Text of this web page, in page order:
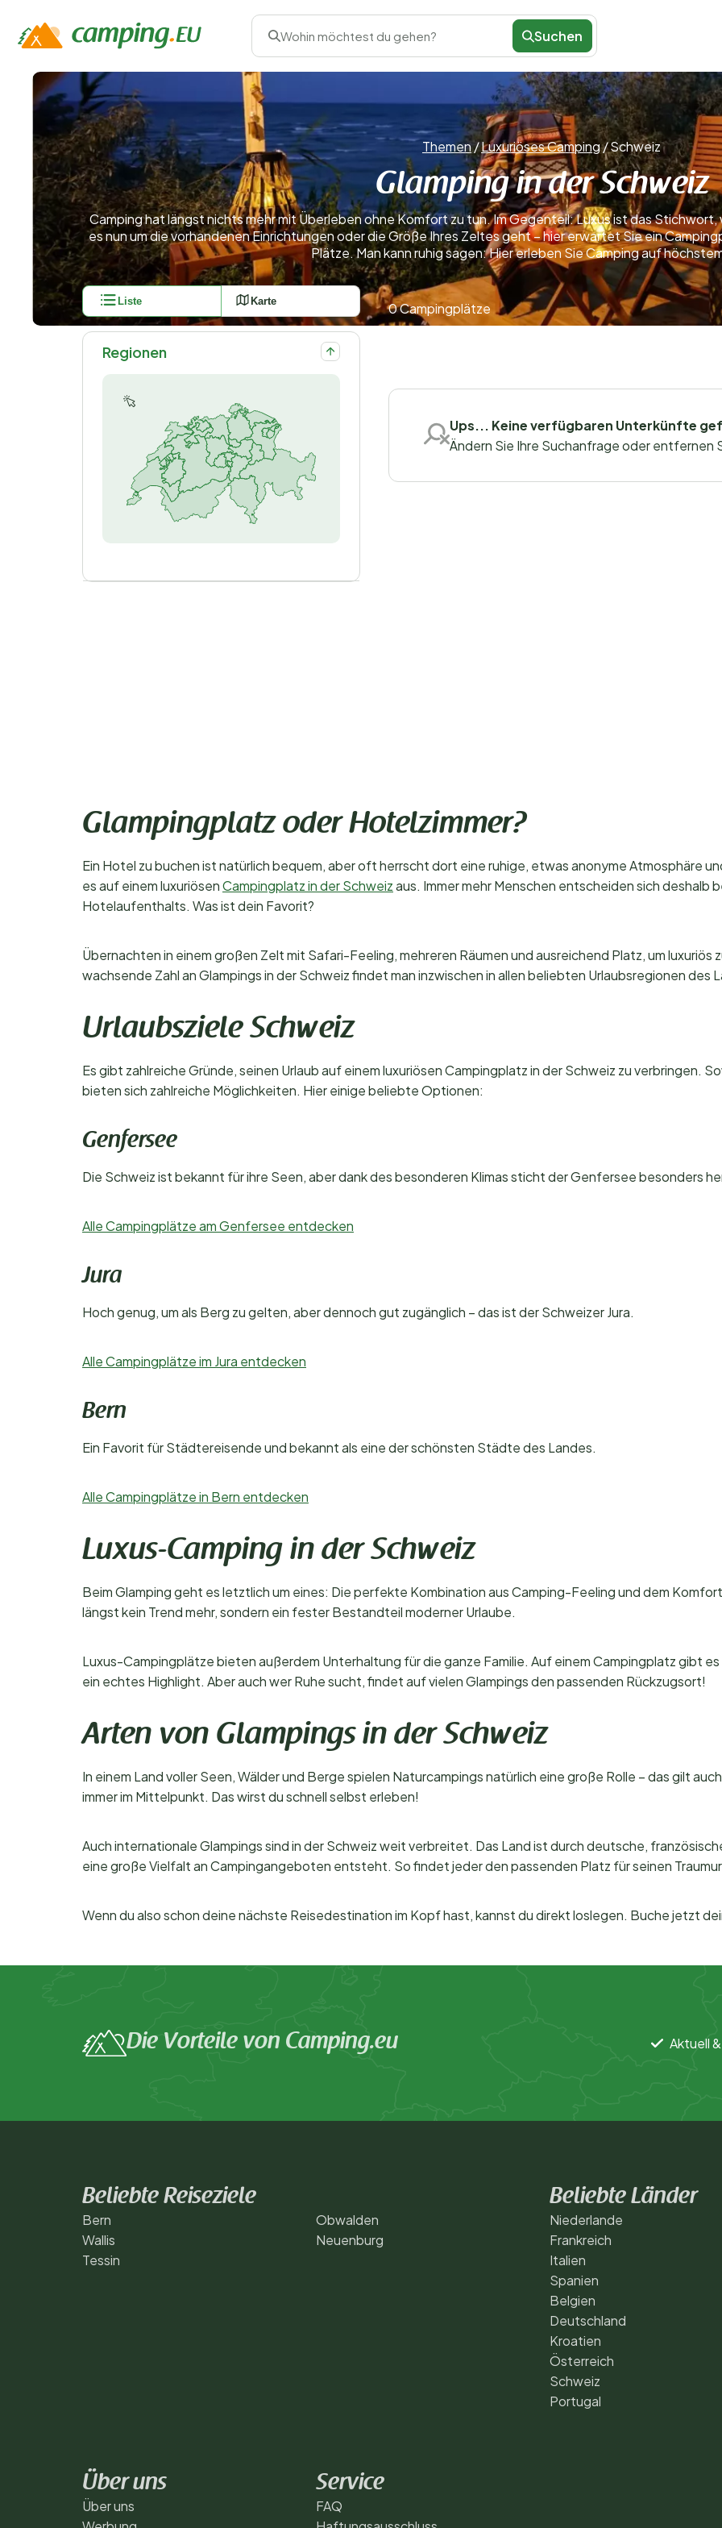
Wohin möchtest du gehen? Suchen
Themen/Luxuriöses Camping/Schweiz
Glamping in der Schweiz
Camping hat längst nichts mehr mit Überleben ohne Komfort zu tun. Im Gegenteil: Luxus ist das
es nun um die vorhandenen Einrichtungen oder die Größe Ihres Zeltes geht – hier erwartet Sie ein
Plätze. Man kann ruhig sagen: Hier erleben Sie Camping auf
Liste Karte
Regionen
0 Campingplätze
Ups... Keine verfügbaren Unterkünfte
Ändern Sie Ihre Suchanfrage oder entfernen
Glampingplatz oder Hotelzimmer?
Ein Hotel zu buchen ist natürlich bequem, aber oft herrscht dort eine ruhige, etwas anonyme Atmosphäre
es auf einem luxuriösenCampingplatz in der Schweizaus. Immer mehr Menschen entscheiden sich deshalb
Hotelaufenthalts. Was ist dein Favorit?
Übernachten in einem großen Zelt mit Safari-Feeling, mehreren Räumen und ausreichend Platz, um luxuriös
wachsende Zahl an Glampings in der Schweiz findet man inzwischen in allen beliebten Urlaubsregionen des
Urlaubsziele Schweiz
Es gibt zahlreiche Gründe, seinen Urlaub auf einem luxuriösen Campingplatz in der Schweiz zu verbringen.
bieten sich zahlreiche Möglichkeiten. Hier einige beliebte Optionen:
Genfersee
Die Schweiz ist bekannt für ihre Seen, aber dank des besonderen Klimas sticht der Genfersee besonders
Alle Campingplätze am Genfersee entdecken
Jura
Hoch genug, um als Berg zu gelten, aber dennoch gut zugänglich – das ist der Schweizer Jura.
Alle Campingplätze im Jura entdecken
Bern
Ein Favorit für Städtereisende und bekannt als eine der schönsten Städte des Landes.
Alle Campingplätze in Bern entdecken
Luxus-Camping in der Schweiz
Beim Glamping geht es letztlich um eines: Die perfekte Kombination aus Camping-Feeling und dem
längst kein Trend mehr, sondern ein fester Bestandteil moderner Urlaube.
Luxus-Campingplätze bieten außerdem Unterhaltung für die ganze Familie. Auf einem Campingplatz gibt
ein echtes Highlight. Aber auch wer Ruhe sucht, findet auf vielen Glampings den passenden Rückzugsort!
Arten von Glampings in der Schweiz
In einem Land voller Seen, Wälder und Berge spielen Naturcampings natürlich eine große Rolle – das gilt
immer im Mittelpunkt. Das wirst du schnell selbst erleben!
Auch internationale Glampings sind in der Schweiz weit verbreitet. Das Land ist durch deutsche,
eine große Vielfalt an Campingangeboten entsteht. So findet jeder den passenden Platz für seinen
Wenn du also schon deine nächste Reisedestination im Kopf hast, kannst du direkt loslegen. Buche jetzt
Die Vorteile von Camping.eu Aktuell
Beliebte Reiseziele
Bern
Wallis
Tessin
Obwalden
Neuenburg
Beliebte Länder
Niederlande
Frankreich
Italien
Spanien
Belgien
Deutschland
Kroatien
Österreich
Schweiz
Portugal
Über uns
Über uns
Service
FAQ